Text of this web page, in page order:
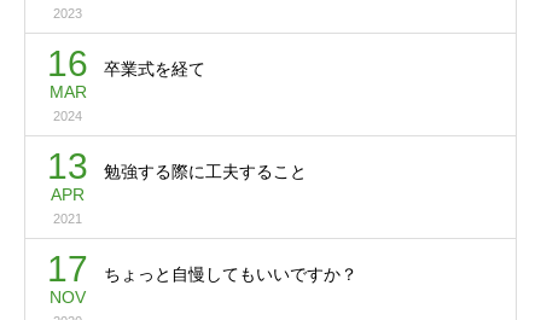
2023
16
MAR
2024
卒業式を経て
13
APR
2021
勉強する際に工夫すること
17
NOV
ちょっと自慢してもいいですか？